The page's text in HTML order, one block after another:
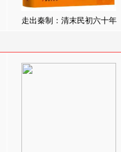
走出秦制：清末民初六十年